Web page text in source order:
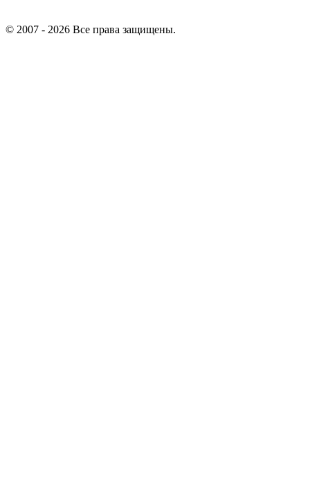
© 2007 - 2026 Все права защищены.